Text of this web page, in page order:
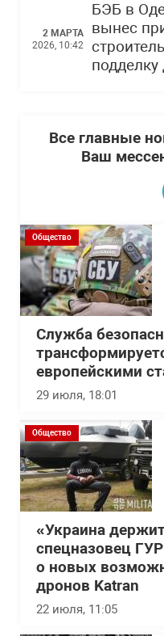
2 МАРТА
2026, 10:42
БЭБ в
вынес
подделку
Все главные
Ваш
Общество
Служба
европейскими
29 июля, 18:01
Общество
«Украина
спецназовец
о новых
дронов Katran
22 июля, 11:05